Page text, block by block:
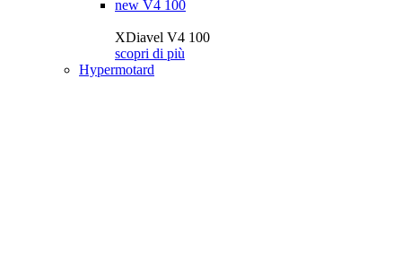
new V4 100
XDiavel V4 100
scopri di più
Hypermotard